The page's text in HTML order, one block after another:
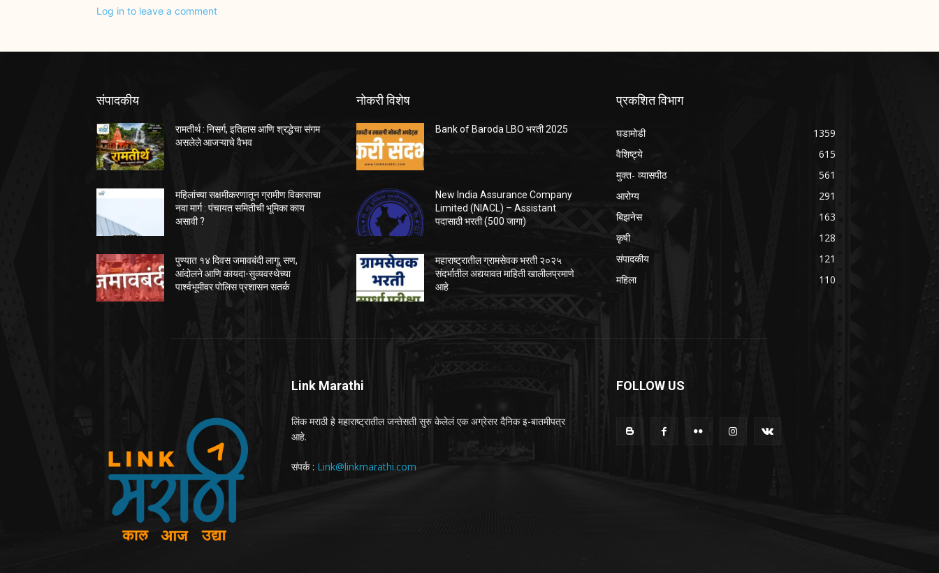
Log in to leave a comment
संपादकीय
रामतीर्थ : निसर्ग, इतिहास आणि श्रद्धेचा संगम
असलेले आजऱ्याचे वैभव
महिलांच्या सक्षमीकरणातून ग्रामीण विकासाचा
नवा मार्ग : पंचायत समितीची भूमिका काय
असावी ?
पुण्यात १४ दिवस जमावबंदी लागू; सण,
आंदोलने आणि कायदा-सुव्यवस्थेच्या
पार्श्वभूमीवर पोलिस प्रशासन सतर्क
नोकरी विशेष
Bank of Baroda LBO भरती 2025
New India Assurance Company
Limited (NIACL) – Assistant
पदासाठी भरती (500 जागा)
महाराष्ट्रातील ग्रामसेवक भरती २०२५
संदर्भातील अद्ययावत माहिती खालीलप्रमाणे
आहे
प्रकशित विभाग
घडामोडी
1359
वैशिष्ट्ये
615
मुक्त- व्यासपीठ
561
आरोग्य
291
बिझनेस
163
कृषी
128
संपादकीय
121
महिला
110
Link Marathi
लिंक मराठी हे महाराष्ट्रातील जन्तेसती सुरु केलेलं एक अग्रेसर दैनिक इ-बातमीपत्र
आहे.
संपर्क : Link@linkmarathi.com
FOLLOW US